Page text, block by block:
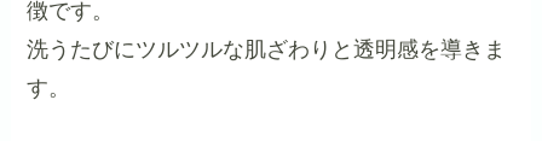
徴です。
洗うたびにツルツルな肌ざわりと透明感を導きま
す。